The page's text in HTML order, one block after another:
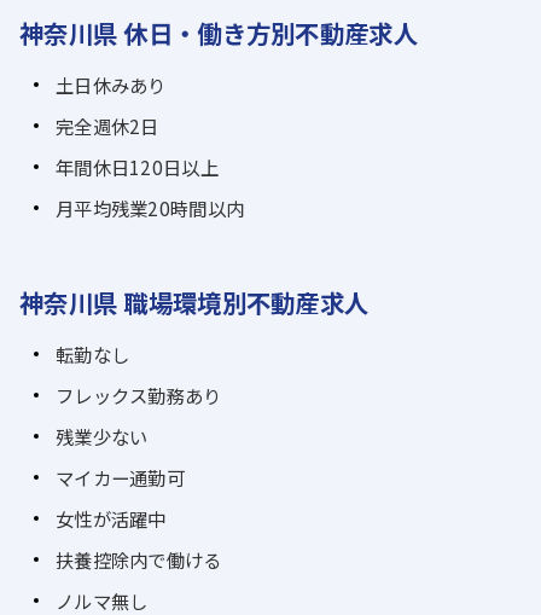
神奈川県 休日・働き方別不動産求人
土日休みあり
完全週休2日
年間休日120日以上
月平均残業20時間以内
神奈川県 職場環境別不動産求人
転勤なし
フレックス勤務あり
残業少ない
マイカー通勤可
女性が活躍中
扶養控除内で働ける
ノルマ無し